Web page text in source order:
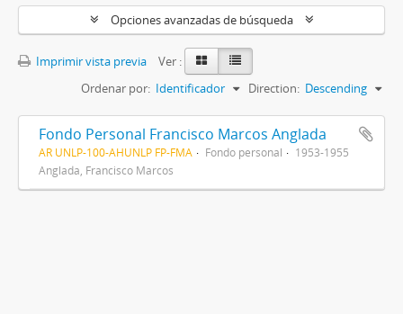
Opciones avanzadas de búsqueda
Imprimir vista previa
Ver :
Ordenar por: Identificador Direction: Descending
Fondo Personal Francisco Marcos Anglada
AR UNLP-100-AHUNLP FP-FMA Fondo personal
1953-1955
Anglada, Francisco Marcos